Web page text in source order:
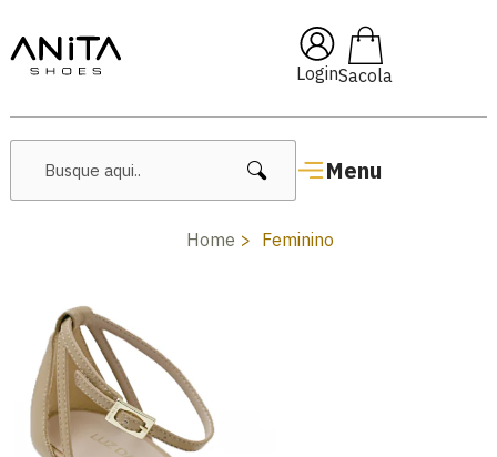
Login
Menu
🔥 Lançamentos Femininos
Home Feminino